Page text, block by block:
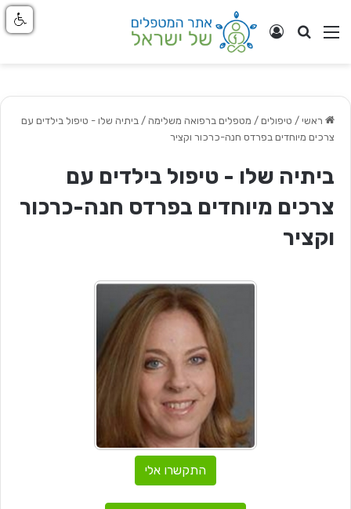
ניווט באתר
חפש התחבר
ראשי / טיפולים / מטפלים ברפואה משלימה / ביתיה שלו - טיפול בילדים עם
צרכים מיוחדים בפרדס חנה-כרכור וקציר
ביתיה שלו - טיפול בילדים עם
צרכים מיוחדים בפרדס חנה-כרכור
וקציר
התקשרו אלי